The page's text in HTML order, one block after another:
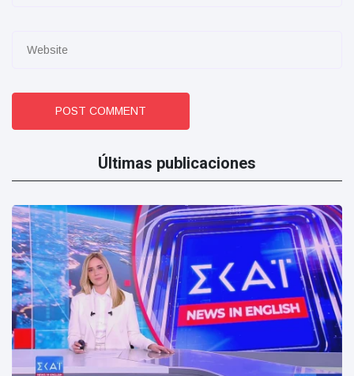
POST COMMENT
Últimas publicaciones